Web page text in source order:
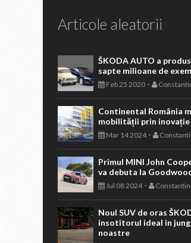
Articole aleatorii
ŠKODA AUTO a
sapte milioane de
Feb 25 2020 -
Continental România
mobilității prin
Mar 14 2024-
Primul MINI John
va debuta la
Jul 08 2024- Constantin
Noul SUV de oras
insotitorul ideal in
noastre